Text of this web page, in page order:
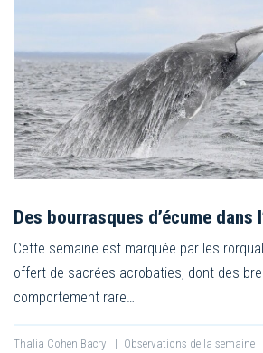
Des bourrasques d’écume dans
Cette semaine est marquée par les
offert de sacrées acrobaties, dont des
comportement rare…
Thalia Cohen Bacry | Observations de la semaine